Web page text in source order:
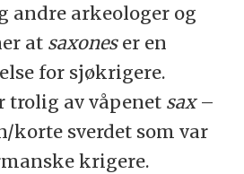
andre arkeologer og
atsaxoneser en
for sjøkrigere.
trolig av våpenet sax–
korte sverdet som var
krigere.